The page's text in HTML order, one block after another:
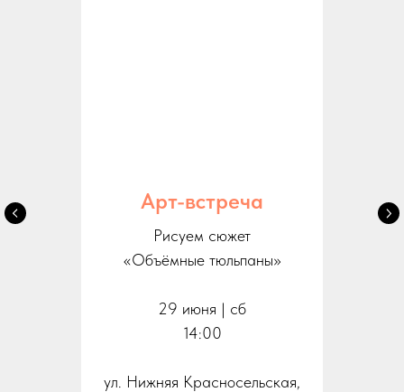
Арт-встреча
Рисуем сюжет
«Объёмные тюльпаны»
29 июня | сб
14:00
ул. Нижняя Красносельская,